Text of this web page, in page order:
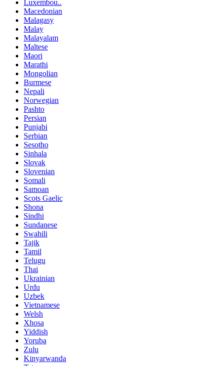
Luxembou..
Macedonian
Malagasy
Malay
Malayalam
Maltese
Maori
Marathi
Mongolian
Burmese
Nepali
Norwegian
Pashto
Persian
Punjabi
Serbian
Sesotho
Sinhala
Slovak
Slovenian
Somali
Samoan
Scots Gaelic
Shona
Sindhi
Sundanese
Swahili
Tajik
Tamil
Telugu
Thai
Ukrainian
Urdu
Uzbek
Vietnamese
Welsh
Xhosa
Yiddish
Yoruba
Zulu
Kinyarwanda